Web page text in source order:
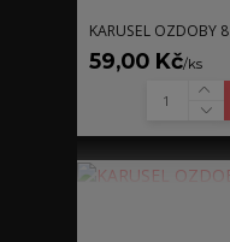
KARUSEL OZDOBY 8
59,00 Kč/ks